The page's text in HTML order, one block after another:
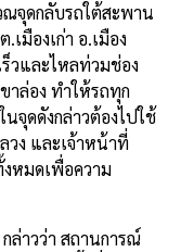
จุดกลับรถใต้สะพาน
มืองเก่า อ.เมือง
วและไหลท่วมช่อง
าล่อง ทำให้รถทุก
จุดดังกล่าวต้องไปใช้
ง และเจ้าหน้าที่
งหมดเพื่อความ
ล่าวว่า สถานการณ์